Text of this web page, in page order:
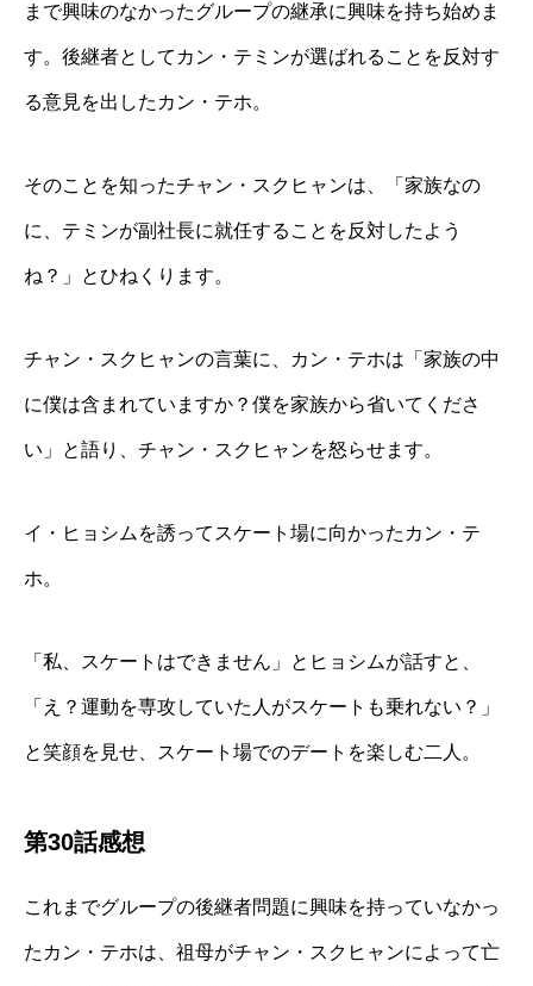
まで興味のなかったグループの継承に興味を持ち始めま
す。後継者としてカン・テミンが選ばれることを反対す
る意見を出したカン・テホ。
そのことを知ったチャン・スクヒャンは、「家族なの
に、テミンが副社長に就任することを反対したよう
ね？」とひねくります。
チャン・スクヒャンの言葉に、カン・テホは「家族の中
に僕は含まれていますか？僕を家族から省いてくださ
い」と語り、チャン・スクヒャンを怒らせます。
イ・ヒョシムを誘ってスケート場に向かったカン・テ
ホ。
「私、スケートはできません」とヒョシムが話すと、
「え？運動を専攻していた人がスケートも乗れない？」
と笑顔を見せ、スケート場でのデートを楽しむ二人。
第30話感想
これまでグループの後継者問題に興味を持っていなかっ
たカン・テホは、祖母がチャン・スクヒャンによって亡